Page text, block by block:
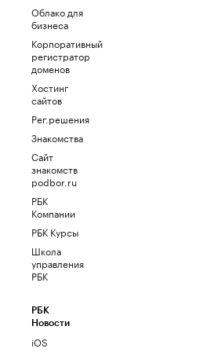
Облако для
бизнеса
Корпоративный
регистратор
доменов
Хостинг
сайтов
Рег.решения
Знакомства
Сайт
знакомств
podbor.ru
РБК
Компании
РБК Курсы
Школа
управления
РБК
РБК
Новости
iOS